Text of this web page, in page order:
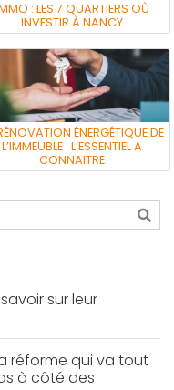
: LES 7 QUARTIERS OÙ
INVESTIR À NANCY
ÉNERGÉTIQUE DE
L’IMMEUBLE : L’ESSENTIEL A
CONNAITRE
sur leur
réforme qui va tout
à côté des